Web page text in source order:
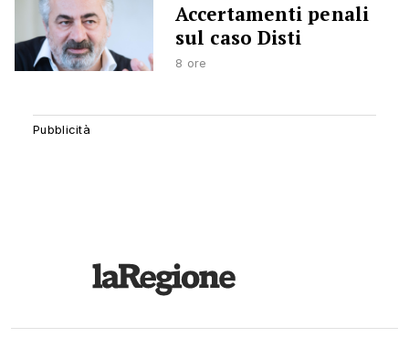
Accertamenti penali
sul caso Disti
8 ore